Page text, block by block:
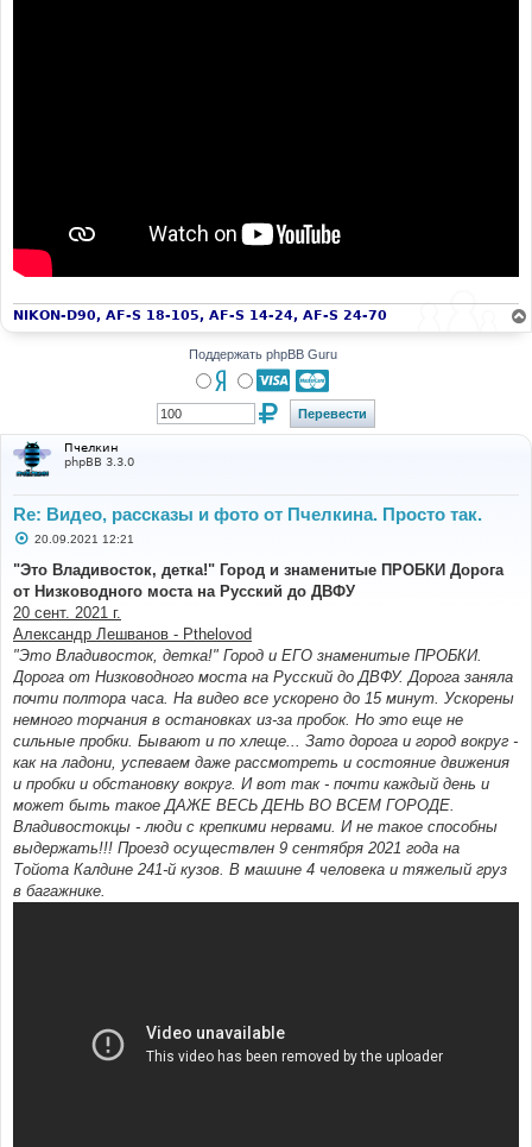
NIKON-D90, AF-S 18-105, AF-S 14-24, AF-S 24-70
Поддержать phpBB Guru
Пчелкин
phpBB 3.3.0
Re: Видео, рассказы и фото от Пчелкина. Просто так.
С
о
б
щ
е
н
и
е
20.09.2021 12:21
"Это Владивосток, детка!" Город и знаменитые ПРОБКИ Дорога
от Низководного моста на Русский до ДВФУ
20 сент. 2021 г.
Александр Лешванов - Pthelovod
"Это Владивосток, детка!" Город и ЕГО знаменитые ПРОБКИ.
Дорога от Низководного моста на Русский до ДВФУ. Дорога заняла
почти полтора часа. На видео все ускорено до 15 минут. Ускорены
немного торчания в остановках из-за пробок. Но это еще не
сильные пробки. Бывают и по хлеще... Зато дорога и город вокруг -
как на ладони, успеваем даже рассмотреть и состояние движения
и пробки и обстановку вокруг. И вот так - почти каждый день и
может быть такое ДАЖЕ ВЕСЬ ДЕНЬ ВО ВСЕМ ГОРОДЕ.
Владивостокцы - люди с крепкими нервами. И не такое способны
выдержать!!! Проезд осуществлен 9 сентября 2021 года на
Тойота Калдине 241-й кузов. В машине 4 человека и тяжелый груз
в багажнике.